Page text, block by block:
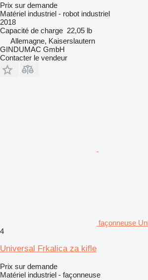
Prix sur demande
Matériel industriel - robot industriel
2018
Capacité de charge 22,05 lb
Allemagne, Kaiserslautern
GINDUMAC GmbH
Contacter le vendeur
façonneuse
4
Universal Frkalica za kifle
Prix sur demande
Matériel industriel - façonneuse